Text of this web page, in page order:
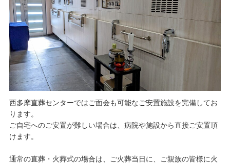
西多摩直葬センターではご面会も可能なご安置施設を完備してお
ります。
ご自宅へのご安置が難しい場合は、病院や施設から直接ご安置頂
けます。
通常の直葬・火葬式の場合は、ご火葬当日に、ご親族の皆様に火